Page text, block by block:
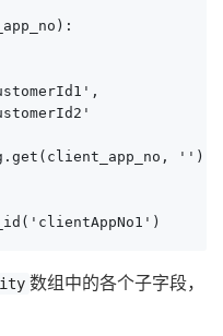
'')
数组中的各个子字段，